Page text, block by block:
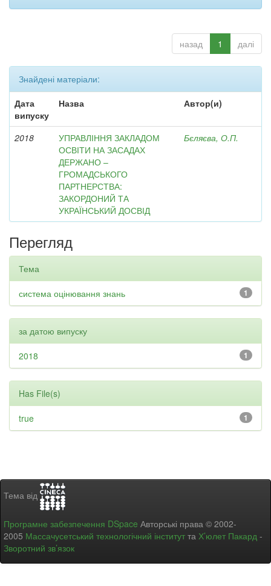
назад 1 далі
Знайдені матеріали:
Дата
випуску
Назва Автор(и)
2018
УПРАВЛІННЯ ЗАКЛАДОМ
ОСВІТИ НА ЗАСАДАХ
ДЕРЖАНО –
ГРОМАДСЬКОГО
ПАРТНЕРСТВА:
ЗАКОРДОНИЙ ТА
УКРАЇНСЬКИЙ ДОСВІД
Бєляєва, О.П.
Перегляд
Тема
1
система оцінювання знань
за датою випуску
1
2018
Has File(s)
1
true
Тема від
Програмне забезпечення DSpace Авторські права © 2002-
2005 Массачусетський технологічний інститут та Х’юлет Пакард -
Зворотний зв’язок